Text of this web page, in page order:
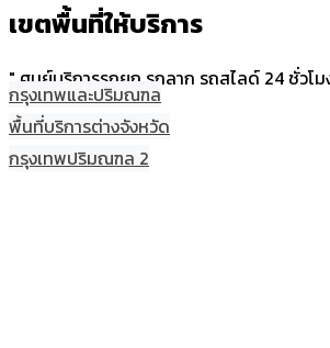
เขตพื้นที่ให้บริการ
" ศูนย์บริการรถยก รถลาก รถสไลด์ 24 ชั่วโม
กรุงเทพและปริมณฑล
พื้นที่บริการต่างจังหวัด
กรุงเทพปริมณฑล 2